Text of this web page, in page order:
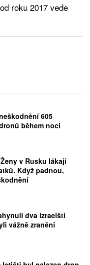
roku 2017 vede
605
během noci
v Rusku lákají
Když padnou,
dva izraelští
vážně zraněni